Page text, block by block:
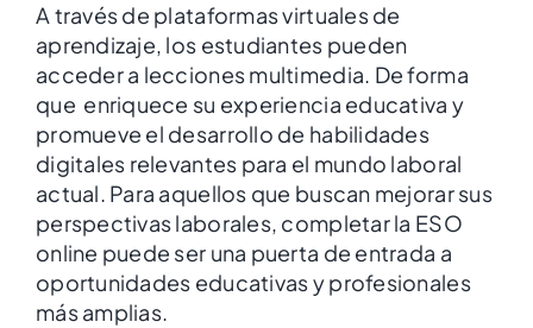
A través de plataformas virtuales de
aprendizaje, los estudiantes pueden
acceder a lecciones multimedia. De forma
que enriquece su experiencia educativa y
promueve el desarrollo de habilidades
digitales relevantes para el mundo laboral
actual. Para aquellos que buscan mejorar sus
perspectivas laborales, completar la ESO
online puede ser una puerta de entrada a
oportunidades educativas y profesionales
más amplias.